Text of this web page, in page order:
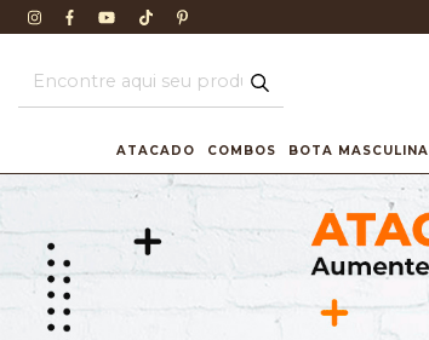
ATACADO COMBOS BOTA MASCULINA